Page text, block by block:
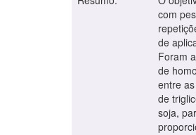
com
de
Foram
de
entre
de
soja,